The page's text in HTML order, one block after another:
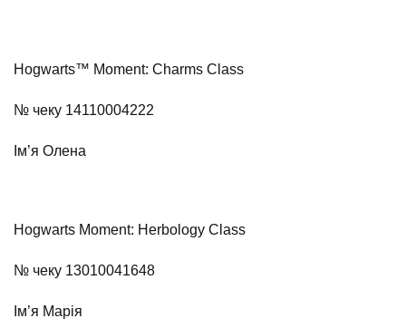
Hogwarts™ Moment: Charms Class
№ чеку 14110004222
Ім’я Олена
Hogwarts Moment: Herbology Class
№ чеку 13010041648
Ім’я Марія